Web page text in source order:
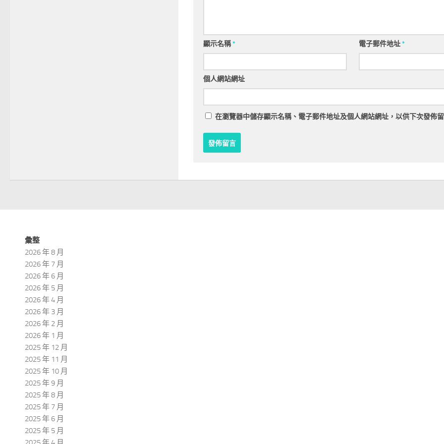
顯示名稱* 電子郵件地址*
個人網站網址
在瀏覽器中儲存顯示名稱、電子郵件地址及個人網站網址，以供下次發佈
彙整
2026 年 8 月
2026 年 7 月
2026 年 6 月
2026 年 5 月
2026 年 4 月
2026 年 3 月
2026 年 2 月
2026 年 1 月
2025 年 12 月
2025 年 11 月
2025 年 10 月
2025 年 9 月
2025 年 8 月
2025 年 7 月
2025 年 6 月
2025 年 5 月